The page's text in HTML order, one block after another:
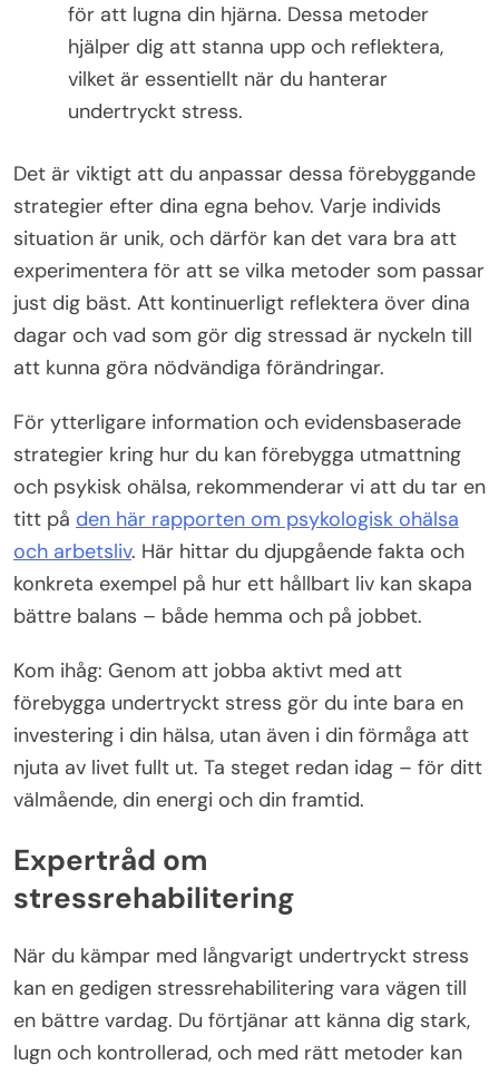
för att lugna din hjärna. Dessa metoder
hjälper dig att stanna upp och reflektera,
vilket är essentiellt när du hanterar
undertryckt stress.
Det är viktigt att du anpassar dessa förebyggande
strategier efter dina egna behov. Varje individs
situation är unik, och därför kan det vara bra att
experimentera för att se vilka metoder som passar
just dig bäst. Att kontinuerligt reflektera över dina
dagar och vad som gör dig stressad är nyckeln till
att kunna göra nödvändiga förändringar.
För ytterligare information och evidensbaserade
strategier kring hur du kan förebygga utmattning
och psykisk ohälsa, rekommenderar vi att du tar en
titt på den här rapporten om psykologisk ohälsa
och arbetsliv. Här hittar du djupgående fakta och
konkreta exempel på hur ett hållbart liv kan skapa
bättre balans – både hemma och på jobbet.
Kom ihåg: Genom att jobba aktivt med att
förebygga undertryckt stress gör du inte bara en
investering i din hälsa, utan även i din förmåga att
njuta av livet fullt ut. Ta steget redan idag – för ditt
välmående, din energi och din framtid.
Expertråd om
stressrehabilitering
När du kämpar med långvarigt undertryckt stress
kan en gedigen stressrehabilitering vara vägen till
en bättre vardag. Du förtjänar att känna dig stark,
lugn och kontrollerad, och med rätt metoder kan